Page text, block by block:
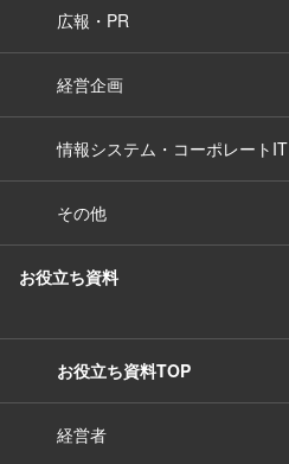
広報・PR
経営企画
情報システム・コーポレートIT
その他
お役立ち資料
お役立ち資料TOP
経営者